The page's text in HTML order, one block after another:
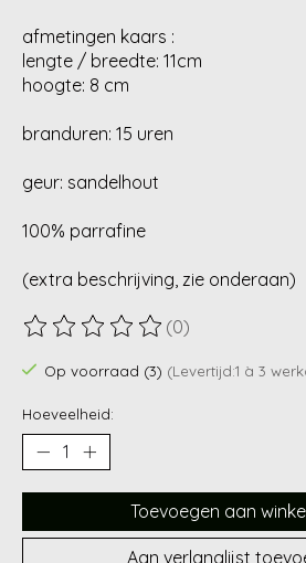
afmetingen kaars :
lengte / breedte: 11cm
hoogte: 8 cm
branduren: 15 uren
geur: sandelhout
100% parrafine
(extra beschrijving, zie onderaan)
De beoordeling van dit product is
(0)
Op voorraad (3) (Levertijd:1 à 3
Hoeveelheid:
Toevoegen aan
Aan verlanglijst